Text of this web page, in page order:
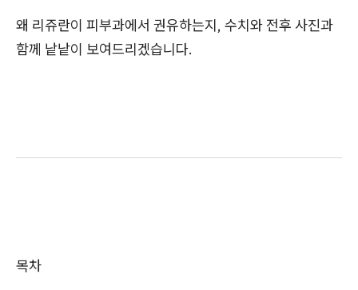
왜 리쥬란이 피부과에서 권유하는지, 수치와 전후 사진과
함께 낱낱이 보여드리겠습니다.
목차